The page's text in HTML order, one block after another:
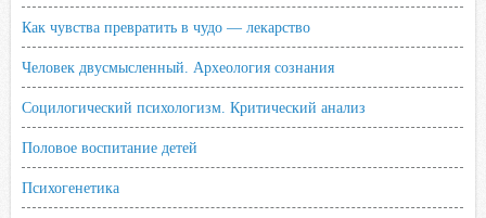
Как чувства превратить в чудо — лекарство
Человек двусмысленный. Археология сознания
Социлогический психологизм. Критический анализ
Половое воспитание детей
Психогенетика